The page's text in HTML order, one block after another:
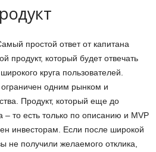
простой ответ от капитана
продукт, который будет отвечать
круга пользователей.
ограничен одним рынком и
Продукт, который еще до
– то есть только по описанию и MVP
инвесторам. Если после широкой
не получили желаемого отклика,